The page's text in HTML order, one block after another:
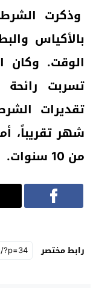
وذكرت
بالأكياس
الوقت. وكان
تسربت
تقديرات
شهر تقريباً،
من 10 سنوات.
رابط مختصر